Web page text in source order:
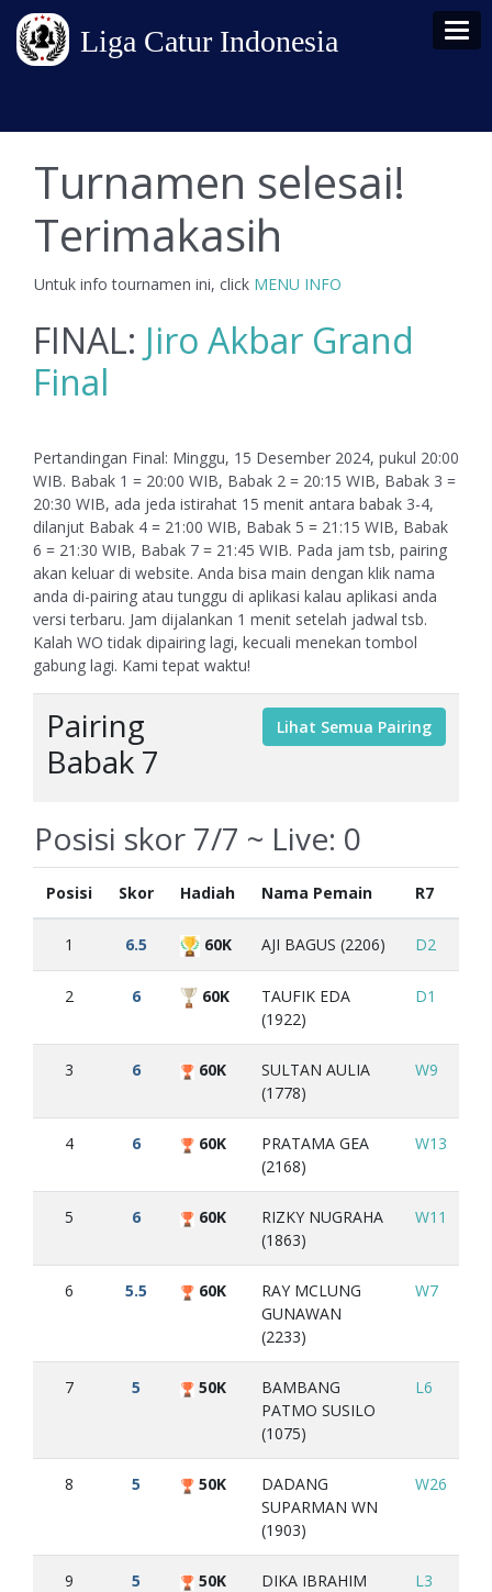
Liga Catur Indonesia
Turnamen selesai!
Terimakasih
Untuk info tournamen ini, click MENU INFO
FINAL: Jiro Akbar Grand
Final
Pertandingan Final: Minggu, 15 Desember 2024, pukul 20:00
WIB. Babak 1 = 20:00 WIB, Babak 2 = 20:15 WIB, Babak 3 =
20:30 WIB, ada jeda istirahat 15 menit antara babak 3-4,
dilanjut Babak 4 = 21:00 WIB, Babak 5 = 21:15 WIB, Babak
6 = 21:30 WIB, Babak 7 = 21:45 WIB. Pada jam tsb, pairing
akan keluar di website. Anda bisa main dengan klik nama
anda di-pairing atau tunggu di aplikasi kalau aplikasi anda
versi terbaru. Jam dijalankan 1 menit setelah jadwal tsb.
Kalah WO tidak dipairing lagi, kecuali menekan tombol
gabung lagi. Kami tepat waktu!
Pairing
Babak 7
Posisi skor 7/7 ~ Live: 0
Posisi Skor Hadiah Nama Pemain R7
1 6.5 60K AJI BAGUS (2206) D2
2 6 60K
TAUFIK EDA
(1922)
D1
3 6 60K
SULTAN AULIA
(1778)
W9
4 6 60K
PRATAMA GEA
(2168)
W13
5 6 60K
RIZKY NUGRAHA
(1863)
W11
6 5.5 60K
RAY MCLUNG
GUNAWAN
(2233)
W7
7 5 50K
BAMBANG
PATMO SUSILO
(1075)
L6
8 5 50K
DADANG
SUPARMAN WN
(1903)
W26
9 5 50K
DIKA IBRAHIM
L3